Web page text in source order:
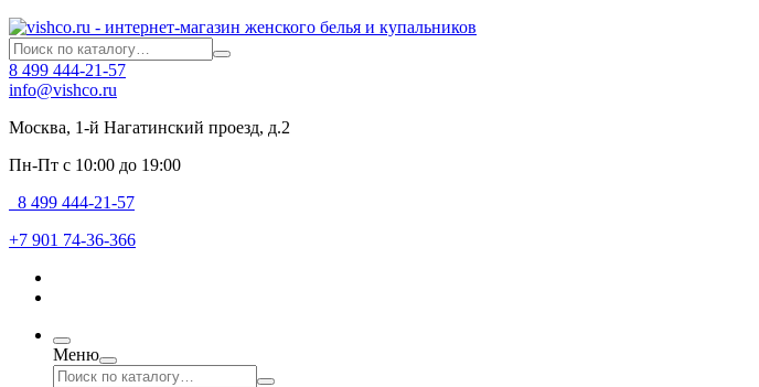
8 499 444-21-57
info@vishco.ru
Москва, 1-й Нагатинский проезд, д.2
Пн-Пт с 10:00 до 19:00
8 499 444-21-57
+7 901 74-36-366
Меню